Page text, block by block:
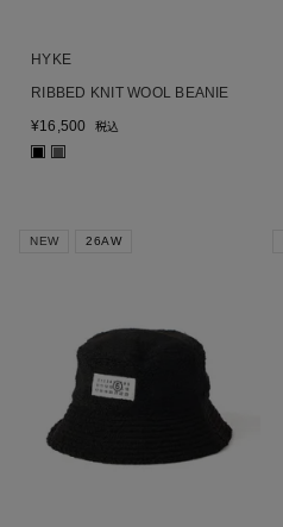
HYKE
RIBBED KNIT WOOL BEANIE
¥16,500 税込
NEW 26AW